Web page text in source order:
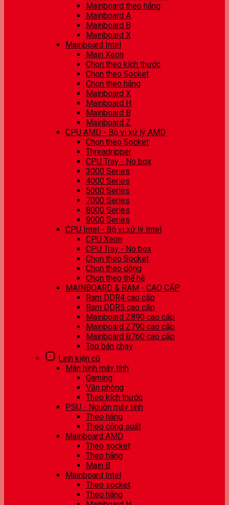
Mainboard theo hãng
Mainboard A
Mainboard B
Mainboard X
Mainboard Intel
Main Xeon
Chọn theo kích thước
Chọn theo Socket
Chọn theo hãng
Mainboard X
Mainboard H
Mainboard B
Mainboard Z
CPU AMD - Bộ vi xử lý AMD
Chọn theo Socket
Threadripper
CPU Tray - No box
3000 Series
4000 Series
5000 Series
7000 Series
8000 Series
9000 Series
CPU Intel - Bộ vi xử lý Intel
CPU Xeon
CPU Tray - No box
Chọn theo Socket
Chọn theo dòng
Chọn theo thế hệ
MAINBOARD & RAM - CAO CẤP
Ram DDR4 cao cấp
Ram DDR5 cao cấp
Mainboard Z890 cao cấp
Mainboard Z790 cao cấp
Mainboard B760 cao cấp
Top bán chạy
Linh kiện cũ
Màn hình máy tính
Gaming
Văn phòng
Theo kích thước
PSU - Nguồn máy tính
Theo hãng
Theo công suất
Mainboard AMD
Theo socket
Theo hãng
Main B
Mainboard Intel
Theo socket
Theo hãng